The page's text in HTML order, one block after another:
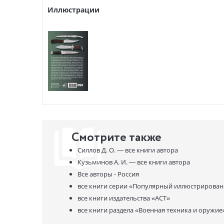
Иллюстрации
Смотрите также
Силлов Д. О. — все книги автора
Кузьминов А. И. — все книги автора
Все авторы - Россия
все книги серии«Популярный
все книги издательства«АСТ»
все книги раздела«Военная техника и